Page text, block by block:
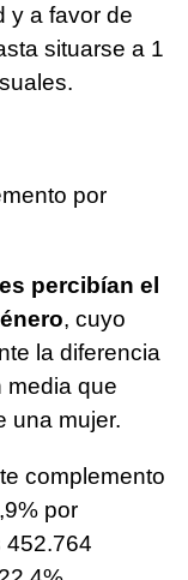
y a favor de
situarse a 1
por
percibían el
, cuyo
la diferencia
media que
una mujer.
complemento
por
452.764